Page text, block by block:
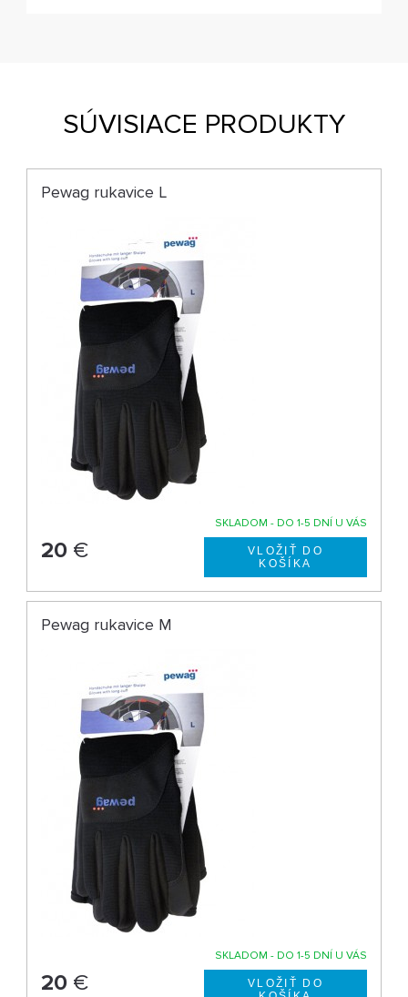
SÚVISIACE PRODUKTY
Pewag rukavice L
SKLADOM - DO 1-5 DNÍ U VÁS
20 €
Pewag rukavice M
SKLADOM - DO 1-5 DNÍ U VÁS
20 €